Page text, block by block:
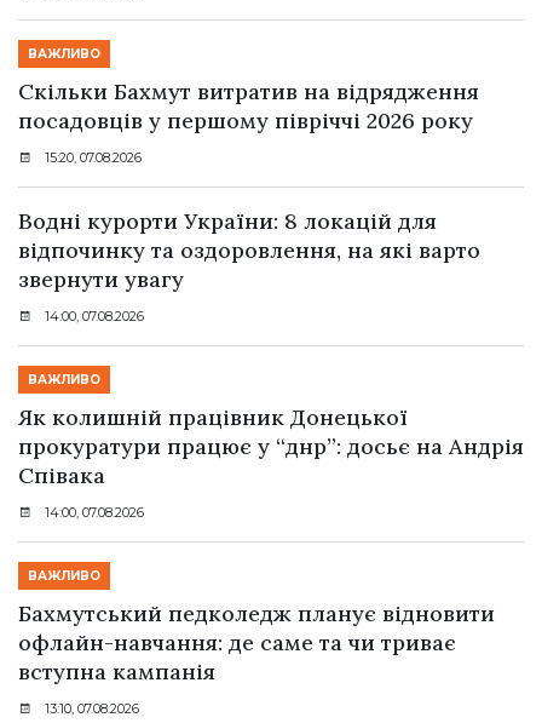
ВАЖЛИВО
Скільки Бахмут витратив на відрядження
посадовців у першому півріччі 2026 року
15:20, 07.08.2026
Водні курорти України: 8 локацій для
відпочинку та оздоровлення, на які варто
звернути увагу
14:00, 07.08.2026
ВАЖЛИВО
Як колишній працівник Донецької
прокуратури працює у “днр”: досьє на Андрія
Співака
14:00, 07.08.2026
ВАЖЛИВО
Бахмутський педколедж планує відновити
офлайн-навчання: де саме та чи триває
вступна кампанія
13:10, 07.08.2026